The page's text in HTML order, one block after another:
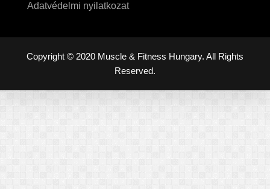
Adatvédelmi nyilatkozat
Copyright © 2020 Muscle & Fitness Hungary. All Rights
Reserved.